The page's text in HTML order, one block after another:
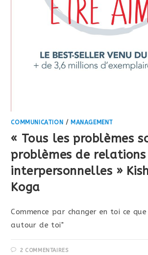
COMMUNICATION / MANAGEMENT
« Tous les problèmes
problèmes de relations
interpersonnelles »
Koga
Commence par changer en toi ce
autour de toi"
2 COMMENTAIRES